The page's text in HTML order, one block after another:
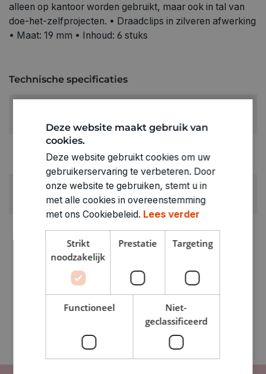
alleen op kantoor worden gebruikt, maar ook in tal van
doe-het-zelfprojecten. • Draadclips in zilveren afwerking
• Maat: 19 mm • Inhoud: 6 stuks
Technische specificaties
RUBRIEK:
Bureelbenodigdheden
GEWICHT
0376302
Deze website maakt gebruik van
cookies.
Deze website gebruikt cookies om uw
gebruikerservaring te verbeteren. Door
onze website te gebruiken, stemt u in
met alle cookies in overeenstemming
met ons Cookiebeleid. Lees verder
Strikt
noodzakelijk
Prestatie Targeting
Functioneel
Niet-
geclassificeerd